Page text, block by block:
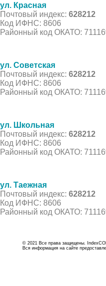
ул. Красная
Почтовый индекс: 628212
Код ИФНС: 8606
Районный код ОКАТО:
ул. Советская
Почтовый индекс: 628212
Код ИФНС: 8606
Районный код ОКАТО:
ул. Школьная
Почтовый индекс: 628212
Код ИФНС: 8606
Районный код ОКАТО:
ул. Таежная
Почтовый индекс: 628212
Код ИФНС: 8606
Районный код ОКАТО:
© 2021 Все права защищены.
Вся информация на сайте